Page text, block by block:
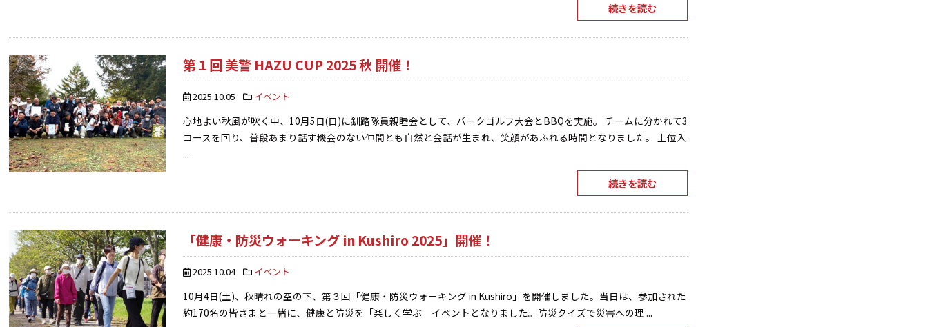
続きを読む
第１回 美警 HAZU CUP 2025 秋 開催！
2025.10.05 イベント
心地よい秋風が吹く中、10月5日(日)に釧路隊員親睦会として、パークゴルフ大会とBBQを実施。 チームに分かれて3
コースを回り、普段あまり話す機会のない仲間とも自然と会話が生まれ、笑顔があふれる時間となりました。 上位入
...
続きを読む
「健康・防災ウォーキング in Kushiro 2025」開催！
2025.10.04 イベント
10月4日(土)、秋晴れの空の下、第３回「健康・防災ウォーキング in Kushiro」を開催しました。当日は、参加された
約170名の皆さまと一緒に、健康と防災を「楽しく学ぶ」イベントとなりました。防災クイズで災害への理 ...